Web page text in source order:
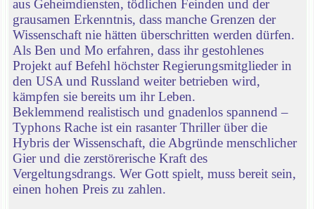
aus Geheimdiensten, tödlichen Feinden und der
grausamen Erkenntnis, dass manche Grenzen der
Wissenschaft nie hätten überschritten werden dürfen.
Als Ben und Mo erfahren, dass ihr gestohlenes
Projekt auf Befehl höchster Regierungsmitglieder in
den USA und Russland weiter betrieben wird,
kämpfen sie bereits um ihr Leben.
Beklemmend realistisch und gnadenlos spannend –
Typhons Rache ist ein rasanter Thriller über die
Hybris der Wissenschaft, die Abgründe menschlicher
Gier und die zerstörerische Kraft des
Vergeltungsdrangs. Wer Gott spielt, muss bereit sein,
einen hohen Preis zu zahlen.